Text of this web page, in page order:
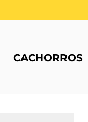
CACHORROS